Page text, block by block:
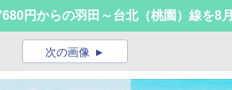
円からの羽田～台北（桃園）線を8
次の画像